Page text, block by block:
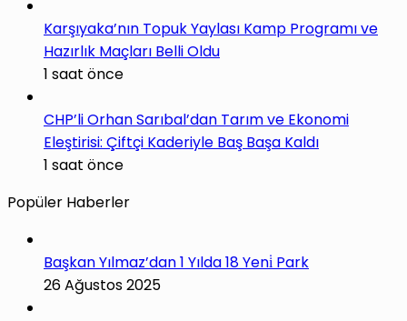
Karşıyaka’nın Topuk Yaylası Kamp Programı ve
Hazırlık Maçları Belli Oldu
1 saat önce
CHP’li Orhan Sarıbal’dan Tarım ve Ekonomi
Eleştirisi: Çiftçi Kaderiyle Baş Başa Kaldı
1 saat önce
Popüler Haberler
Başkan Yılmaz’dan 1 Yılda 18 Yeni̇ Park
26 Ağustos 2025